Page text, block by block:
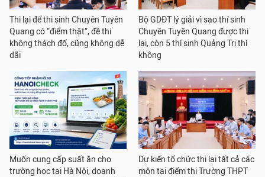
Thi lại để thi sinh Chuyên Tuyên
Quang có “điểm thật”, đề thi
không thách đố, cũng không dễ
dãi
Bộ GDĐT lý giải vì sao thí sinh
Chuyên Tuyên Quang được thi
lại, còn 5 thí sinh Quảng Trị thì
không
Muốn cung cấp suất ăn cho
trường học tại Hà Nội, doanh
Dự kiến tổ chức thi lại tất cả các
môn tại điểm thi Trường THPT